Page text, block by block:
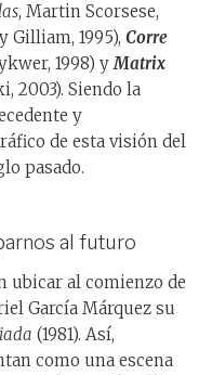
, Martin Scorsese,
Gilliam, 1995), Corre
1998) yMatrix
2003). Siendo la
y
de esta visión del
pasado.
al futuro
ubicar al comienzo de
García Márquez su
(1981). Así,
como una escena